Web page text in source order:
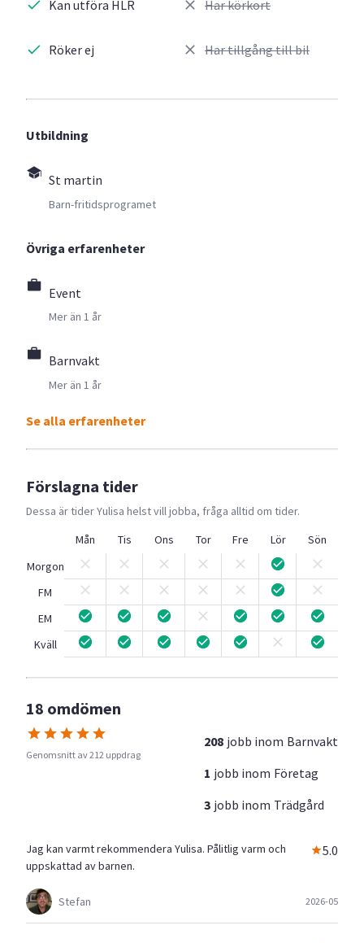
Kan utföra HLR
Röker ej
Har körkort
Har tillgång till bil
Utbildning
St martin
Barn-fritidsprogramet
Övriga erfarenheter
Event
Mer än 1 år
Barnvakt
Mer än 1 år
Se alla erfarenheter
Förslagna tider
Dessa är tiderYulisa helst vill jobba, fråga alltid om tider.
Mån
Tis Ons Tor Fre Lör
Sön
Morgon
FM
EM
Kväll
18 omdömen
Genomsnitt av 212 uppdrag
208 jobb inom Barnvakt
1 jobb inom Företag
3 jobb inom Trädgård
Jag kan varmt rekommendera Yulisa. Pålitlig varm och
uppskattad av barnen.
5.0
Stefan 2026-05